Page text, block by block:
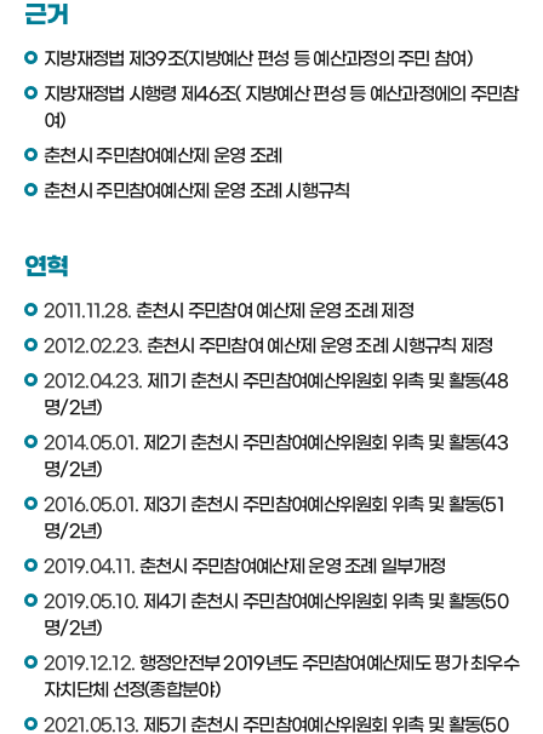
근거
지방재정법 제39조(지방예산 편성 등 예산과정의 주민 참여)
지방재정법 시행령 제46조( 지방예산 편성 등 예산과정에의 주민참
여)
춘천시 주민참여예산제 운영 조례
춘천시 주민참여예산제 운영 조례 시행규칙
연혁
2011.11.28. 춘천시 주민참여 예산제 운영 조례 제정
2012.02.23. 춘천시 주민참여 예산제 운영 조례 시행규칙 제정
2012.04.23. 제1기 춘천시 주민참여예산위원회 위촉 및 활동(48
명/2년)
2014.05.01. 제2기 춘천시 주민참여예산위원회 위촉 및 활동(43
명/2년)
2016.05.01. 제3기 춘천시 주민참여예산위원회 위촉 및 활동(51
명/2년)
2019.04.11. 춘천시 주민참여예산제 운영 조례 일부개정
2019.05.10. 제4기 춘천시 주민참여예산위원회 위촉 및 활동(50
명/2년)
2019.12.12. 행정안전부 2019년도 주민참여예산제도 평가 최우수
자치단체 선정(종합분야)
2021.05.13. 제5기 춘천시 주민참여예산위원회 위촉 및 활동(50